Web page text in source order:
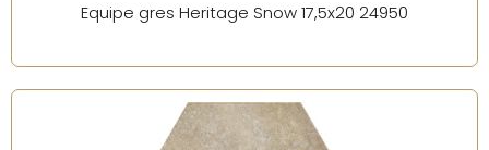
Equipe gres Heritage Snow 17,5x20 24950